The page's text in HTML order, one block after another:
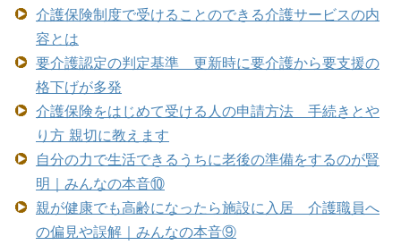
介護保険制度で受けることのできる介護サービスの内
容とは
要介護認定の判定基準 更新時に要介護から要支援の
格下げが多発
介護保険をはじめて受ける人の申請方法 手続きとや
り方 親切に教えます
自分の力で生活できるうちに老後の準備をするのが賢
明｜みんなの本音⑩
親が健康でも高齢になったら施設に入居 介護職員へ
の偏見や誤解｜みんなの本音⑨